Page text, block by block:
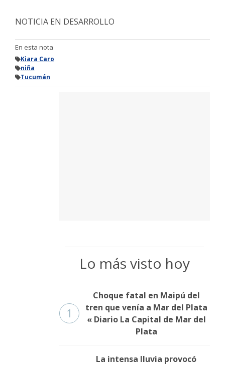
NOTICIA EN DESARROLLO
En esta nota
Kiara Caro
niña
Tucumán
Lo más visto hoy
1
Choque fatal en Maipú del
tren que venía a Mar del Plata
« Diario La Capital de Mar del
Plata
La intensa lluvia provocó